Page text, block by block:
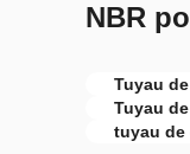
NBR
Tuyau
Tuyau
tuyau de